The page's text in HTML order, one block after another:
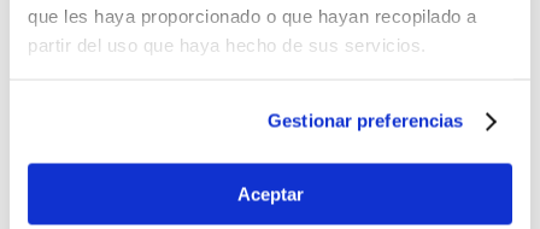
que les haya proporcionado o que hayan recopilado a
partir del uso que haya hecho de sus servicios.
Gestionar preferencias
Aceptar
FARMACIA GOMEZ FERNANDEZ, MONICA MARIA